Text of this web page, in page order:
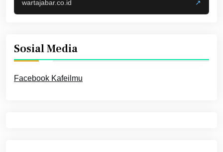
wartajabar.co.id ↗
Sosial Media
Facebook Kafeilmu